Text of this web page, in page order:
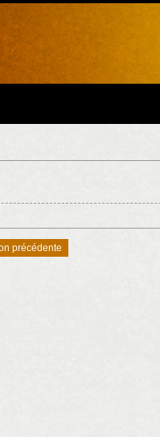
précédente